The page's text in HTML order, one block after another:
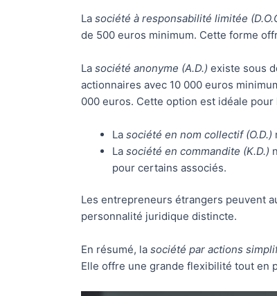
La société à responsabilité limitée
de 500 euros minimum. Cette forme
La société anonyme (A.D.) existe sous
actionnaires avec 10 000 euros
000 euros. Cette option est idéale
La société en nom collectif (O.D.)
La société en commandite (K.D.)
pour certains associés.
Les entrepreneurs étrangers peuvent
personnalité juridique distincte.
En résumé, la société par actions
Elle offre une grande flexibilité tout en